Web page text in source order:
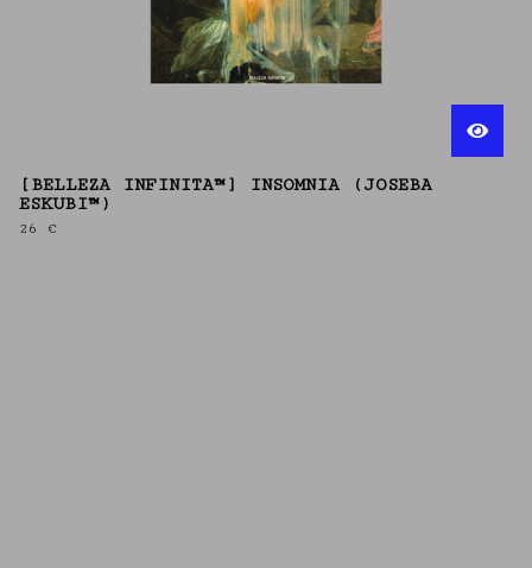
[BELLEZA INFINITA™] INSOMNIA (JOSEBA
ESKUBI™)
26 €